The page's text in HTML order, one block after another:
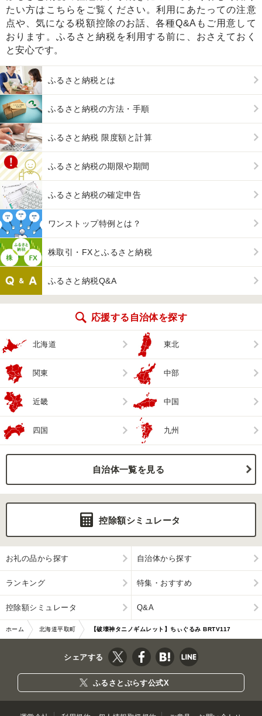
たい方はこちらをご覧ください。利用にあたっての注意
点や、気になる税額控除のお話、各種Q&Aもご用意して
おります。ふるさと納税を利用する前に、おさえておく
と安心です。
ふるさと納税とは
ふるさと納税の方法・手順
ふるさと納税 限度額と計算
ふるさと納税の期限や期間
ふるさと納税の確定申告
ワンストップ特例とは？
株取引・FXとふるさと納税
ふるさと納税Q&A
応援する自治体を探す
北海道 東北
関東 中部
近畿 中国
四国 九州
自治体一覧を見る
控除額シミュレータ
お礼の品から探す 自治体から探す
ランキング 特集・おすすめ
控除額シミュレータ Q&A
ホーム 北海道平取町 【破壊神タニノギムレット】ちぃぐるみ BRTV117
シェアする
ふるさとぷらす公式X